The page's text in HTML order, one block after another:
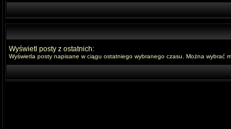
Wyświetl posty z ostatnich:
Wyświetla posty napisane w ciągu ostatniego wybranego czasu. Można wybrać